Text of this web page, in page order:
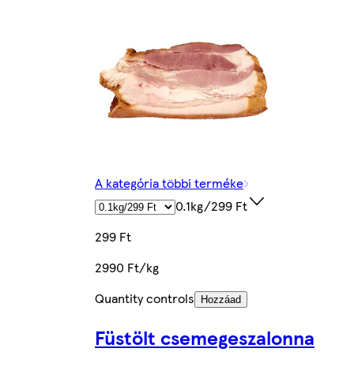
A kategória többi terméke
0.1kg/299 Ft
299 Ft
2990 Ft/kg
Quantity controls
Hozzáad
Füstölt csemegeszalonna